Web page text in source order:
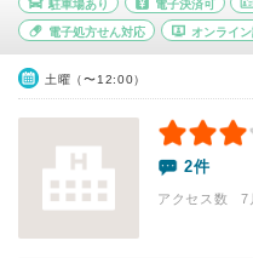
駐車場あり 電子決済可
電子処方せん対応 オンライ
土曜（〜12:00）
2件
アクセス数 7